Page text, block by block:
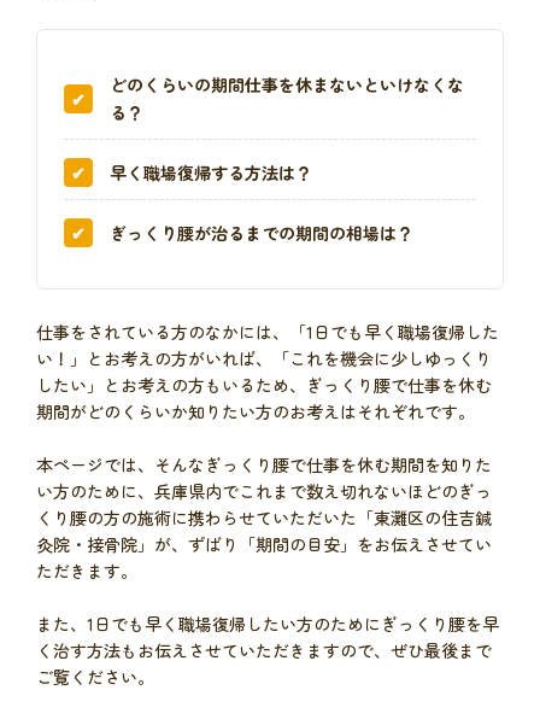
どのくらいの期間仕事を休まないといけなくな
る？
早く職場復帰する方法は？
ぎっくり腰が治るまでの期間の相場は？
仕事をされている方のなかには、「1日でも早く職場復帰した
い！」とお考えの方がいれば、「これを機会に少しゆっくり
したい」とお考えの方もいるため、ぎっくり腰で仕事を休む
期間がどのくらいか知りたい方のお考えはそれぞれです。
本ページでは、そんなぎっくり腰で仕事を休む期間を知りた
い方のために、兵庫県内でこれまで数え切れないほどのぎっ
くり腰の方の施術に携わらせていただいた「東灘区の住吉鍼
灸院・接骨院」が、ずばり「期間の目安」をお伝えさせてい
ただきます。
また、1日でも早く職場復帰したい方のためにぎっくり腰を早
く治す方法もお伝えさせていただきますので、ぜひ最後まで
ご覧ください。